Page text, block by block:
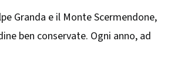
Granda e il Monte Scermendone,
ben conservate. Ogni anno, ad